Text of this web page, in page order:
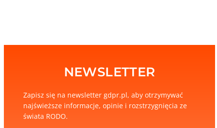
NEWSLETTER
Zapisz się na newsletter gdpr.pl, aby otrzymywać
najświeższe informacje, opinie i rozstrzygnięcia ze
świata RODO.